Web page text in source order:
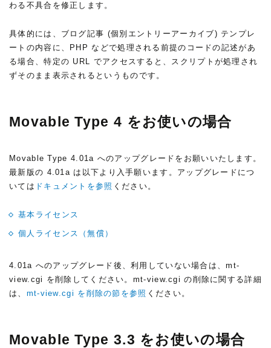
わる不具合を修正します。
具体的には、ブログ記事 (個別エントリーアーカイブ) テンプレ
ートの内容に、PHP などで処理される前提のコードの記述があ
る場合、特定の URL でアクセスすると、スクリプトが処理され
ずそのまま表示されるというものです。
Movable Type 4 をお使いの場合
Movable Type 4.01a へのアップグレードをお願いいたします。
最新版の 4.01a は以下より入手願います。アップグレードにつ
いては ドキュメントを参照 ください。
基本ライセンス
個人ライセンス（無償）
4.01a へのアップグレード後、利用していない場合は、mt-
view.cgi を削除してください。mt-view.cgi の削除に関する詳細
は、 mt-view.cgi を削除の節を参照 ください。
Movable Type 3.3 をお使いの場合